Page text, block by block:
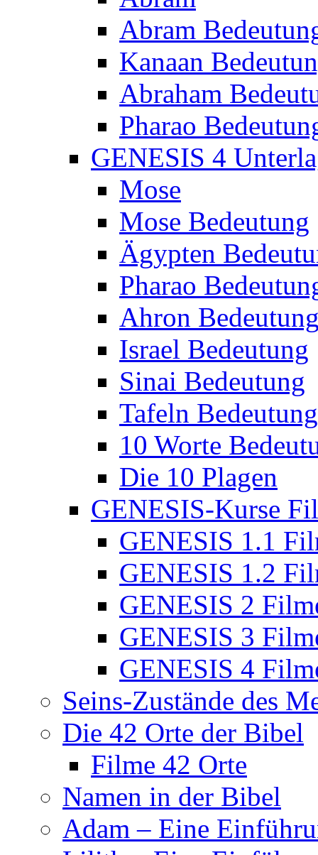
Abram
Kanaan
Abraham
Pharao
GENESIS 4
Mose
Mose Bedeutung
Ägypten
Pharao
Ahron
Israel Bedeutung
Sinai Bedeutung
Tafeln Bedeutung
10 Worte
Die 10 Plagen
GENESIS-Kurse
GENESIS 1.1
GENESIS 1.2
GENESIS 2
GENESIS 3
GENESIS 4
Seins-Zustände des
Die 42 Orte der Bibel
Filme 42 Orte
Namen in der Bibel
Adam – Eine